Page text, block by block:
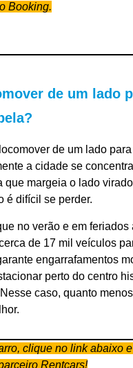
Booking.
de um lado
de um lado
a cidade se
que margeia o lado
é difícil se perder.
no verão e em feriados
de 17 mil veículos
engarrafamentos
perto do centro
caso, quanto menos
clique no link abaixo
Rentcars!